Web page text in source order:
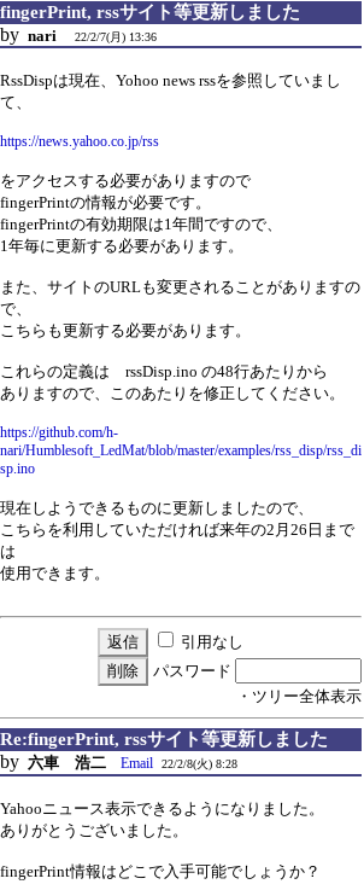
fingerPrint, rssサイト等更新しました
by nari 22/2/7(月) 13:36
RssDispは現在、Yohoo news rssを参照していまし
て、
https://news.yahoo.co.jp/rss
をアクセスする必要がありますので
fingerPrintの情報が必要です。
fingerPrintの有効期限は1年間ですので、
1年毎に更新する必要があります。
また、サイトのURLも変更されることがありますの
で、
こちらも更新する必要があります。
これらの定義は rssDisp.ino の48行あたりから
ありますので、このあたりを修正してください。
https://github.com/h-
nari/Humblesoft_LedMat/blob/master/examples/rss_disp/rss_di
sp.ino
現在しようできるものに更新しましたので、
こちらを利用していただければ来年の2月26日まで
は
使用できます。
引用なし
パスワード
・ツリー全体表示
Re:fingerPrint, rssサイト等更新しました
by 六車 浩二 Email 22/2/8(火) 8:28
Yahooニュース表示できるようになりました。
ありがとうございました。
fingerPrint情報はどこで入手可能でしょうか？